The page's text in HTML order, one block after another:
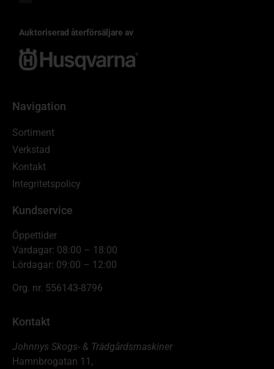
Auktoriserad återförsäljare av
Navigation
Sortiment
Verkstad
Kontakt
Integritetspolicy
Kundservice
Öppettider
Vardagar: 08:00 – 18:00
Lördagar: 09:00 – 12:00
Org. nr. 556143-8796
Kontakt
Johnnys Skogs- & Trädgårdsmaskiner
Hamnbrogatan 11,